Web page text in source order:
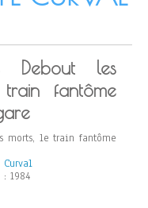
Debout les
fantôme
morts, le train fantôme
1984